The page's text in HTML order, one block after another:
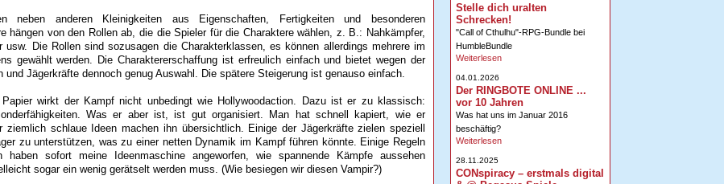
neben anderen Kleinigkeiten aus Eigenschaften, Fertigkeiten und besonderen
hängen von den Rollen ab, die die Spieler für die Charaktere wählen, z. B.: Nahkämpfer,
usw. Die Rollen sind sozusagen die Charakterklassen, es können allerdings mehrere im
gewählt werden. Die Charaktererschaffung ist erfreulich einfach und bietet wegen der
und Jägerkräfte dennoch genug Auswahl. Die spätere Steigerung ist genauso einfach.
wirkt der Kampf nicht unbedingt wie Hollywoodaction. Dazu ist er zu klassisch:
Was er aber ist, ist gut organisiert. Man hat schnell kapiert, wie er
ziemlich schlaue Ideen machen ihn übersichtlich. Einige der Jägerkräfte zielen speziell
zu unterstützen, was zu einer netten Dynamik im Kampf führen könnte. Einige Regeln
haben sofort meine Ideenmaschine angeworfen, wie spannende Kämpfe aussehen
sogar ein wenig gerätselt werden muss. (Wie besiegen wir diesen Vampir?)
Stelle dich uralten
Schrecken!
"Call of Cthulhu"-RPG-Bundle bei
HumbleBundle
Weiterlesen
04.01.2026
Der RINGBOTE ONLINE ...
vor 10 Jahren
Was hat uns im Januar 2016
beschäftig?
Weiterlesen
28.11.2025
CONspiracy – erstmals digital